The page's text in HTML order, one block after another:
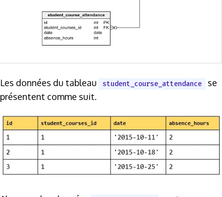
Les données du tableau student_course_attendance
se
présentent comme suit.